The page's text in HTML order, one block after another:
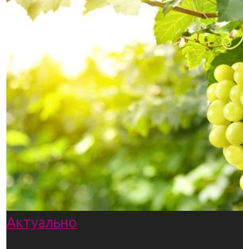
Актуально